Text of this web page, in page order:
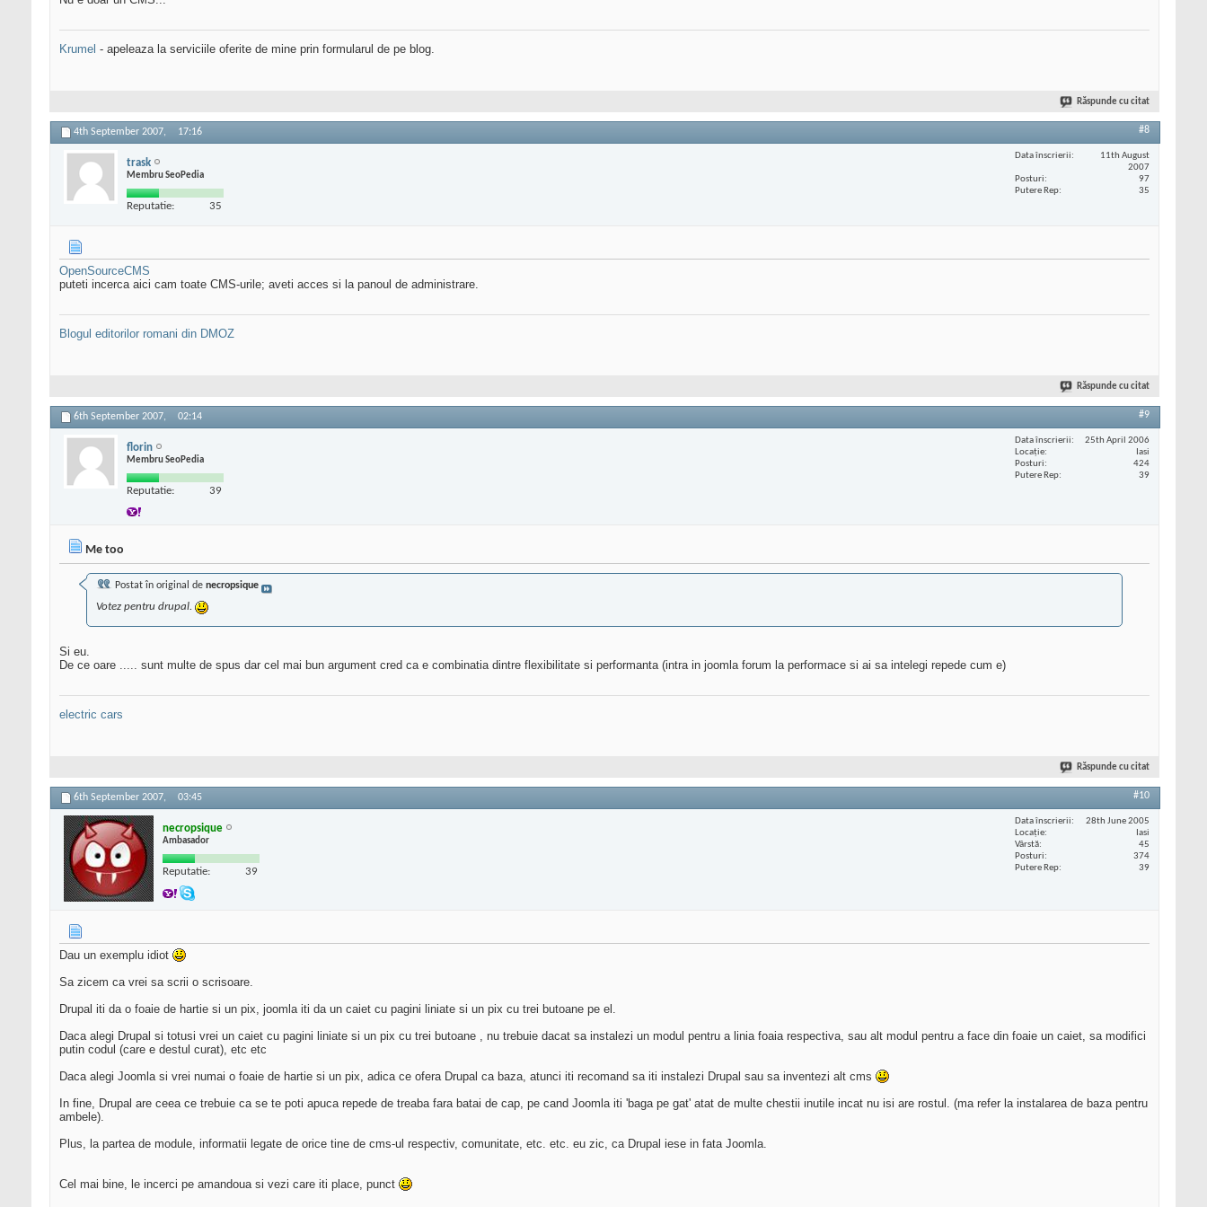
Krumel - apeleaza la serviciile oferite de mine prin formularul de pe blog.
Răspunde cu citat
4th September 2007, 17:16 #8
trask
Membru SeoPedia
Reputatie: 35
Data înscrierii
11th August
2007
Posturi
97
Putere Rep
35
OpenSourceCMS
puteti incerca aici cam toate CMS-urile; aveti acces si la panoul de administrare.
Blogul editorilor romani din DMOZ
Răspunde cu citat
6th September 2007, 02:14 #9
florin
Membru SeoPedia
Reputatie: 39
Data înscrierii
25th April 2006
Locaţie
Iasi
Posturi
424
Putere Rep
39
Me too
Postat în original de necropsique
Votez pentru drupal.
Si eu.
De ce oare ..... sunt multe de spus dar cel mai bun argument cred ca e combinatia dintre flexibilitate si performanta (intra in joomla forum la performace si ai sa intelegi repede cum e)
electric cars
Răspunde cu citat
6th September 2007, 03:45 #10
necropsique
Ambasador
Reputatie: 39
Data înscrierii
28th June 2005
Locaţie
Iasi
Vârstă
45
Posturi
374
Putere Rep
39
Dau un exemplu idiot
Sa zicem ca vrei sa scrii o scrisoare.
Drupal iti da o foaie de hartie si un pix, joomla iti da un caiet cu pagini liniate si un pix cu trei butoane pe el.
Daca alegi Drupal si totusi vrei un caiet cu pagini liniate si un pix cu trei butoane , nu trebuie dacat sa instalezi un modul pentru a linia foaia respectiva, sau alt modul pentru a face din foaie un caiet, sa modifici
putin codul (care e destul curat), etc etc
Daca alegi Joomla si vrei numai o foaie de hartie si un pix, adica ce ofera Drupal ca baza, atunci iti recomand sa iti instalezi Drupal sau sa inventezi alt cms
In fine, Drupal are ceea ce trebuie ca se te poti apuca repede de treaba fara batai de cap, pe cand Joomla iti 'baga pe gat' atat de multe chestii inutile incat nu isi are rostul. (ma refer la instalarea de baza pentru
ambele).
Plus, la partea de module, informatii legate de orice tine de cms-ul respectiv, comunitate, etc. etc. eu zic, ca Drupal iese in fata Joomla.
Cel mai bine, le incerci pe amandoua si vezi care iti place, punct